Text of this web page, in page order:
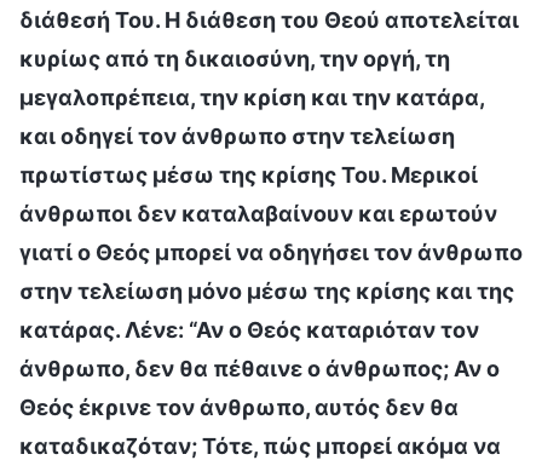
διάθεσή Του. Η διάθεση του Θεού αποτελείται
κυρίως από τη δικαιοσύνη, την οργή, τη
μεγαλοπρέπεια, την κρίση και την κατάρα,
και οδηγεί τον άνθρωπο στην τελείωση
πρωτίστως μέσω της κρίσης Του. Μερικοί
άνθρωποι δεν καταλαβαίνουν και ερωτούν
γιατί ο Θεός μπορεί να οδηγήσει τον άνθρωπο
στην τελείωση μόνο μέσω της κρίσης και της
κατάρας. Λένε: “Αν ο Θεός καταριόταν τον
άνθρωπο, δεν θα πέθαινε ο άνθρωπος; Αν ο
Θεός έκρινε τον άνθρωπο, αυτός δεν θα
καταδικαζόταν; Τότε, πώς μπορεί ακόμα να